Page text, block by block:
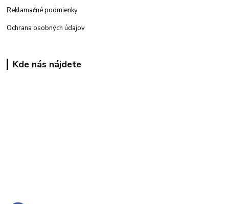
Reklamačné podmienky
Ochrana osobných údajov
Kde nás nájdete